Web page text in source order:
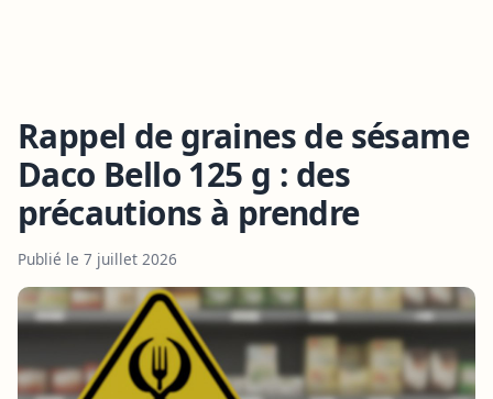
Rappel de graines de sésame
Daco Bello 125 g : des
précautions à prendre
Publié le 7 juillet 2026